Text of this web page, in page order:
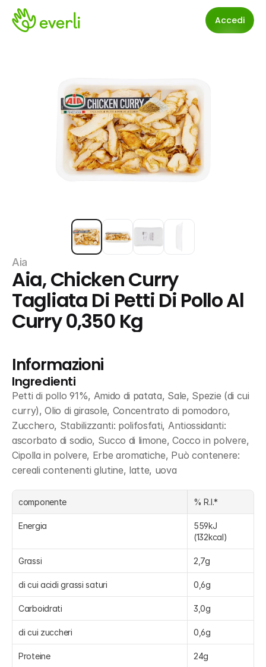
Accedi
Aia
Aia, Chicken Curry
Tagliata Di Petti Di Pollo Al
Curry 0,350 Kg
Informazioni
Ingredienti
Petti di pollo 91%, Amido di patata, Sale, Spezie (di cui
curry), Olio di girasole, Concentrato di pomodoro,
Zucchero, Stabilizzanti: polifosfati, Antiossidanti:
ascorbato di sodio, Succo di limone, Cocco in polvere,
Cipolla in polvere, Erbe aromatiche, Può contenere:
cereali contenenti glutine, latte, uova
componente % R.I.*
Energia
559kJ
(132kcal)
Grassi 2,7g
di cui acidi grassi saturi 0,6g
Carboidrati 3,0g
di cui zuccheri 0,6g
Proteine 24g